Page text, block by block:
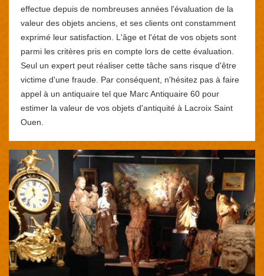
effectue depuis de nombreuses années l'évaluation de la
valeur des objets anciens, et ses clients ont constamment
exprimé leur satisfaction. L'âge et l'état de vos objets sont
parmi les critères pris en compte lors de cette évaluation.
Seul un expert peut réaliser cette tâche sans risque d'être
victime d'une fraude. Par conséquent, n'hésitez pas à faire
appel à un antiquaire tel que Marc Antiquaire 60 pour
estimer la valeur de vos objets d'antiquité à Lacroix Saint
Ouen.